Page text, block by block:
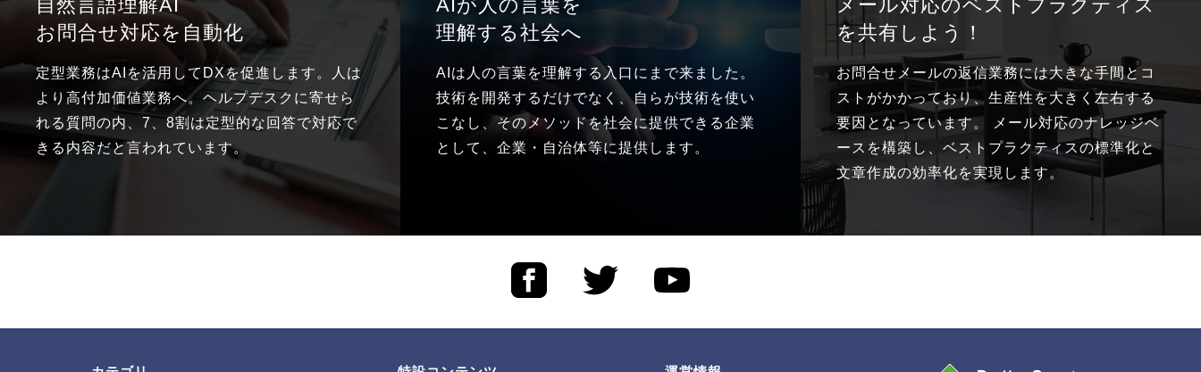
自然言語理解AI
お問合せ対応を自動化
定型業務はAIを活用してDXを促進します。人は
より高付加価値業務へ。ヘルプデスクに寄せら
れる質問の内、7、8割は定型的な回答で対応で
きる内容だと言われています。
AIが人の言葉を
理解する社会へ
AIは人の言葉を理解する入口にまで来ました。
技術を開発するだけでなく、自らが技術を使い
こなし、そのメソッドを社会に提供できる企業
として、企業・自治体等に提供します。
メール対応のベストプラクティス
を共有しよう！
お問合せメールの返信業務には大きな手間とコ
ストがかかっており、生産性を大きく左右する
要因となっています。 メール対応のナレッジベ
ースを構築し、ベストプラクティスの標準化と
文章作成の効率化を実現します。